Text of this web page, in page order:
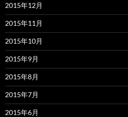
2015年12月
2015年11月
2015年10月
2015年9月
2015年8月
2015年7月
2015年6月